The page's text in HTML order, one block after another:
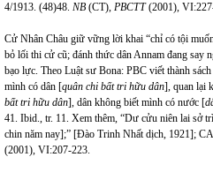
4/1913. (48)48. NB (CT), PBCTT(2001),
Cử Nhân Châu giữ vững lời khai “chỉ có tội
bỏ lối thi cử cũ; đánh thức dân Annam đang say
bạo lực. Theo Luật sư Bona: PBC viết thành
mình có dân [quân chi bất tri hữu dân], quan lại
bất tri hữu dân], dân không biết mình có nước [
41. Ibid., tr. 11. Xem thêm, “Dư cửu niên lai sở
chin năm nay];” [Đào Trinh Nhất dịch, 1921];
(2001), VI:207-223.